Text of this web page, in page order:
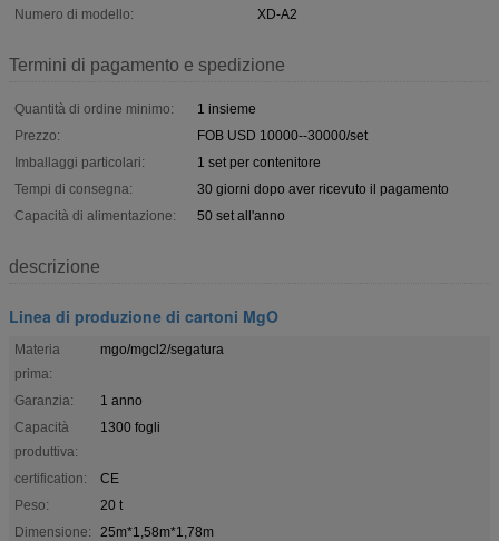
Numero di modello:
XD-A2
Termini di pagamento e spedizione
Quantità di ordine minimo:
1 insieme
Prezzo:
FOB USD 10000--30000/set
Imballaggi particolari:
1 set per contenitore
Tempi di consegna:
30 giorni dopo aver ricevuto il pagamento
Capacità di alimentazione:
50 set all'anno
descrizione
Linea di produzione di cartoni MgO
Materia
prima:
mgo/mgcl2/segatura
Garanzia:
1 anno
Capacità
produttiva:
1300 fogli
certification:
CE
Peso:
20 t
Dimensione:
25m*1,58m*1,78m